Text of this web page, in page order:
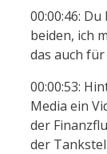
00:00:46:
beiden, ich
das auch
00:00:53:
Media ein
der
der